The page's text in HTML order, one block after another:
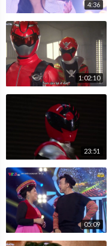
4:36
1:02:10
23:51
05:09